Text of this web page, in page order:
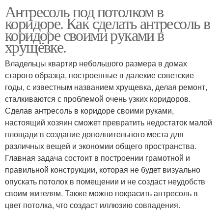
Антресоль под потолком в
коридоре. Как сделать антресоль в
коридоре своими руками в
хрущёвке.
Владельцы квартир небольшого размера в домах
старого образца, построенные в далекие советские
годы, с известным названием хрущевка, делая ремонт,
сталкиваются с проблемой очень узких коридоров.
Сделав антресоль в коридоре своими руками,
настоящий хозяин сможет превратить недостаток малой
площади в создание дополнительного места для
различных вещей и экономии общего пространства.
Главная задача состоит в построении грамотной и
правильной конструкции, которая не будет визуально
опускать потолок в помещении и не создаст неудобств
своим жителям. Также можно покрасить антресоль в
цвет потолка, что создаст иллюзию совпадения.